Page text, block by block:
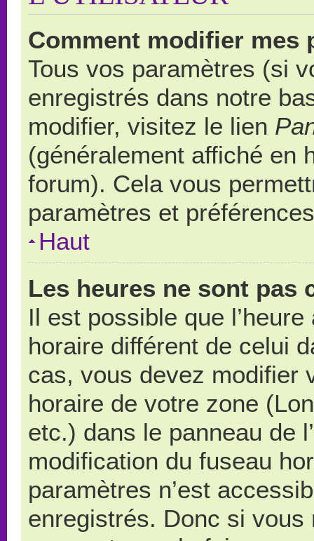
Comment modifier mes
Tous vos paramètres (si
enregistrés dans notre
modifier, visitez le lien
(généralement affiché en
forum). Cela vous
paramètres et
Haut
Les heures ne sont pas
Il est possible que
horaire différent de celui
cas, vous devez modifier
horaire de votre zone
etc.) dans le panneau de
modification du fuseau
paramètres n’est
enregistrés. Donc si vous